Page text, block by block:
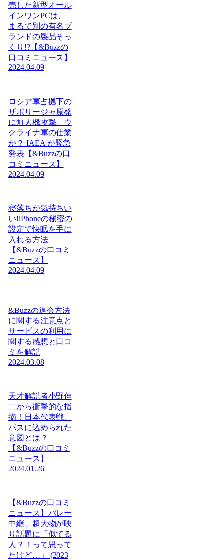
売した新型オール
インワンPCは、
まるで別の有名ブ
ランドの製品そっ
くり!?【&Buzzの
口コミニュース】
2024.04.09
ロシア軍占拠下の
ザポリージャ原発
に無人機攻撃、ウ
クライナ軍の仕業
か？ IAEA が緊急
発表【&Buzzの口
コミニュース】
2024.04.09
寝落ちが気持ちい
い!iPhoneの秘密の
設定で快眠を手に
入れる方法
【&Buzzの口コミ
ニュース】
2024.04.09
&Buzzの退会方法
に関する注意点と
サービスの利用に
関する感想と口コ
ミを解説
2024.03.08
天才解説者小野伸
二から衝撃的な指
摘！日本代表戦、
パスに込められた
意図とは？
【&Buzzの口コミ
ニュース】
2024.01.26
【&Buzzの口コミ
ニュース】バレー
中継、超大物が映
り話題に「似てる
人？！って思って
たけど…」 (2023